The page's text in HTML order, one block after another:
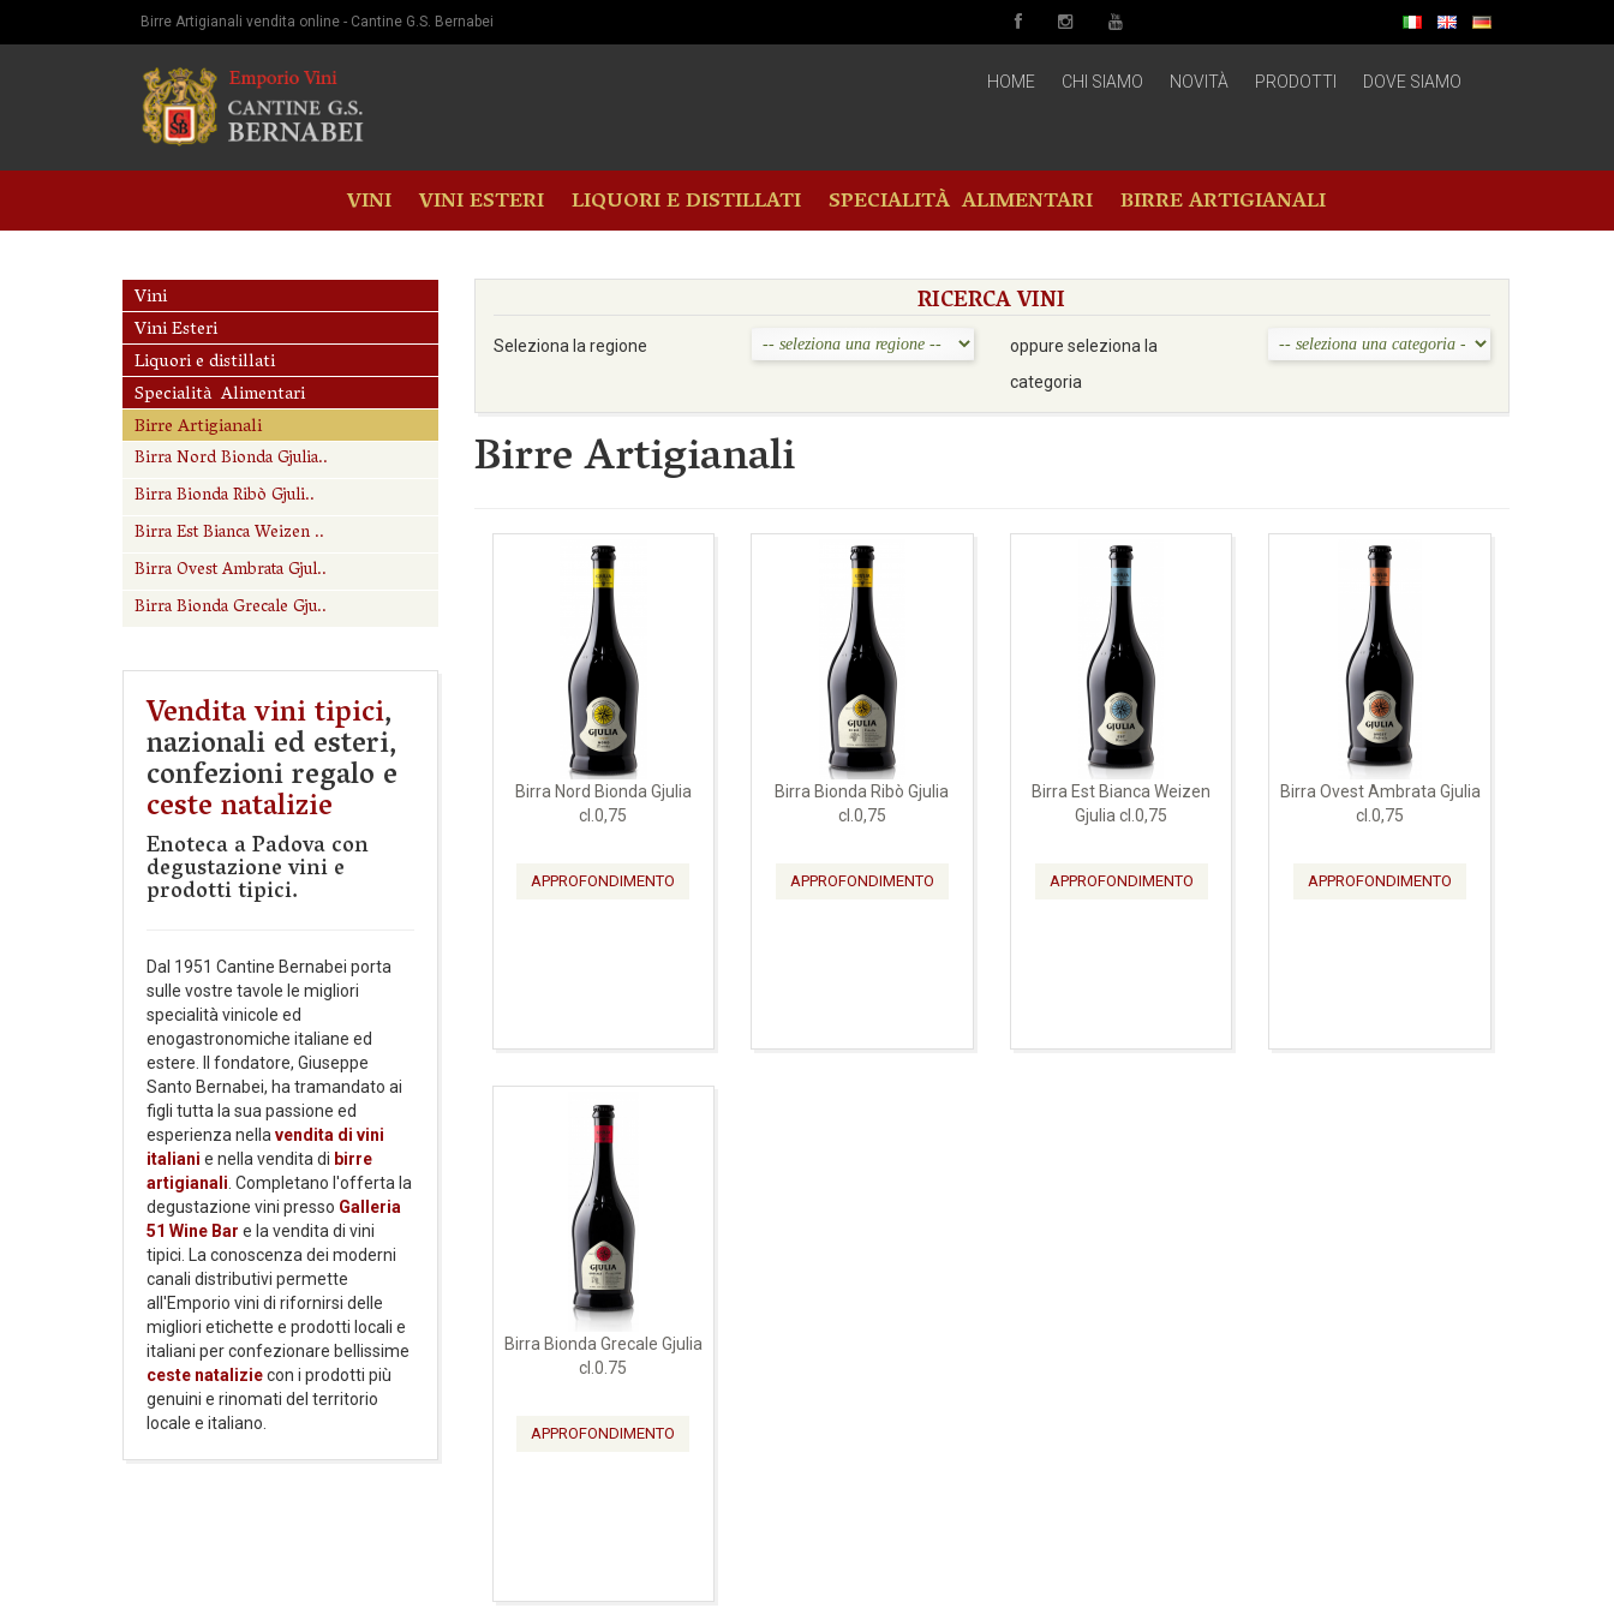
Birre Artigianali vendita online - Cantine G.S. Bernabei
HOME CHI SIAMO NOVITÀ PRODOTTI DOVE SIAMO
VINI VINI ESTERI LIQUORI E DISTILLATI SPECIALITÀ ALIMENTARI BIRRE ARTIGIANALI
Vini
Vini Esteri
Liquori e distillati
Specialità Alimentari
Birre Artigianali
Birra Nord Bionda Gjulia..
Birra Bionda Ribò Gjuli..
Birra Est Bianca Weizen ..
Birra Ovest Ambrata Gjul..
Birra Bionda Grecale Gju..
Vendita vini tipici,
nazionali ed esteri,
confezioni regalo e
ceste natalizie
Enoteca a Padova con
degustazione vini e
prodotti tipici.
Dal 1951 Cantine Bernabei porta
sulle vostre tavole le migliori
specialità vinicole ed
enogastronomiche italiane ed
estere. Il fondatore, Giuseppe
Santo Bernabei, ha tramandato ai
figli tutta la sua passione ed
esperienza nella vendita di vini
italiani e nella vendita di birre
artigianali . Completano l'offerta la
degustazione vini presso Galleria
51 Wine Bar e la vendita di vini
tipici. La conoscenza dei moderni
canali distributivi permette
all'Emporio vini di rifornirsi delle
migliori etichette e prodotti locali e
italiani per confezionare bellissime
ceste nataliziecon i prodotti più
genuini e rinomati del territorio
locale e italiano.
RICERCA VINI
Seleziona la regione
oppure seleziona la
categoria
Birre Artigianali
Birra Nord Bionda Gjulia
cl.0,75
APPROFONDIMENTO
Birra Bionda Ribò Gjulia
cl.0,75
APPROFONDIMENTO
Birra Est Bianca Weizen
Gjulia cl.0,75
APPROFONDIMENTO
Birra Ovest Ambrata Gjulia
cl.0,75
APPROFONDIMENTO
Birra Bionda Grecale Gjulia
cl.0.75
APPROFONDIMENTO